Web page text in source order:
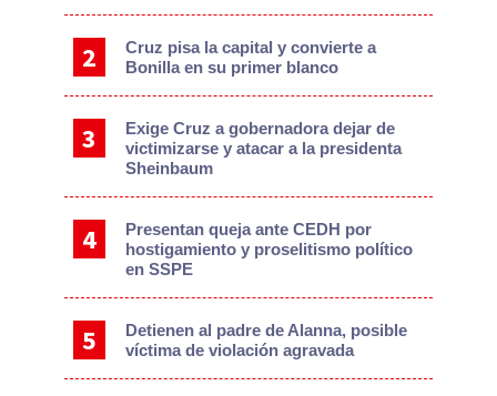
Cruz pisa la capital y convierte a
Bonilla en su primer blanco
Exige Cruz a gobernadora dejar de
victimizarse y atacar a la presidenta
Sheinbaum
Presentan queja ante CEDH por
hostigamiento y proselitismo político
en SSPE
Detienen al padre de Alanna, posible
víctima de violación agravada